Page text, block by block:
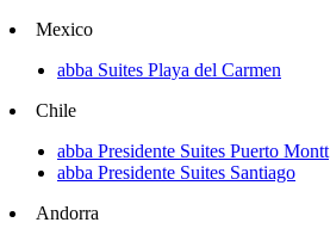
Mexico
abba Suites Playa del Carmen
Chile
abba Presidente Suites Puerto Montt
abba Presidente Suites Santiago
Andorra